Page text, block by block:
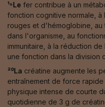
¹⁹Le fer contribue à un
fonction cognitive normale, à
rouges et d'hémoglobine,
dans l'organisme, au
immunitaire, à la réduction
une fonction dans la division
²⁰La créatine augmente les
entraînement de force
physique intense de courte
quotidienne de 3 g de